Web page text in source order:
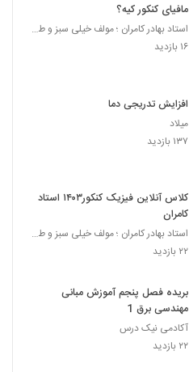
مافیای کنکور کیه؟
استاد بهادر کامران ؛ مولف خیلی سبز و طراح قلم چی
۱۶ بازدید
افزایش تدریجی دما
میلاد
۱۳۷ بازدید
کلاس آنلاین فیزیک کنکور۱۴۰۳ استاد
کامران
استاد بهادر کامران ؛ مولف خیلی سبز و طراح قلم چی
۲۲ بازدید
بریده فصل پنجم آموزش مبانی
مهندسی برق 1
آکادمی نیک درس
۲۲ بازدید